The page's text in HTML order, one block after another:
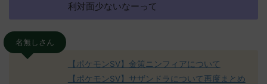
利対面少ないなーって
名無しさん
【ポケモンSV】金策ニンフィアについて
【ポケモンSV】サザンドラについて再度まとめ